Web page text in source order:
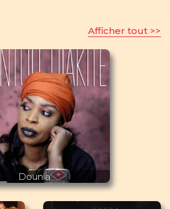
Afficher tout >>
Dounia